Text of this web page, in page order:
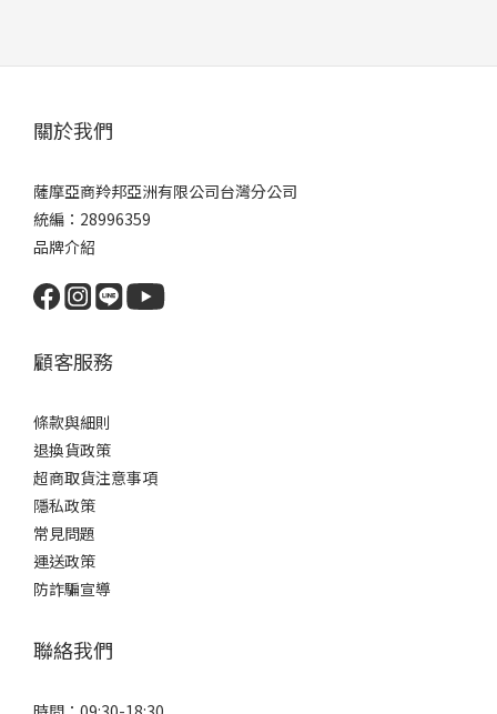
關於我們
薩摩亞商羚邦亞洲有限公司台灣分公司
統編：28996359
品牌介紹
顧客服務
條款與細則
退換貨政策
超商取貨注意事項
隱私政策
常見問題
運送政策
防詐騙宣導
聯絡我們